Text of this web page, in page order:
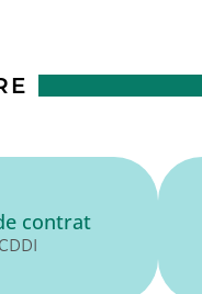
contrat
CDDI